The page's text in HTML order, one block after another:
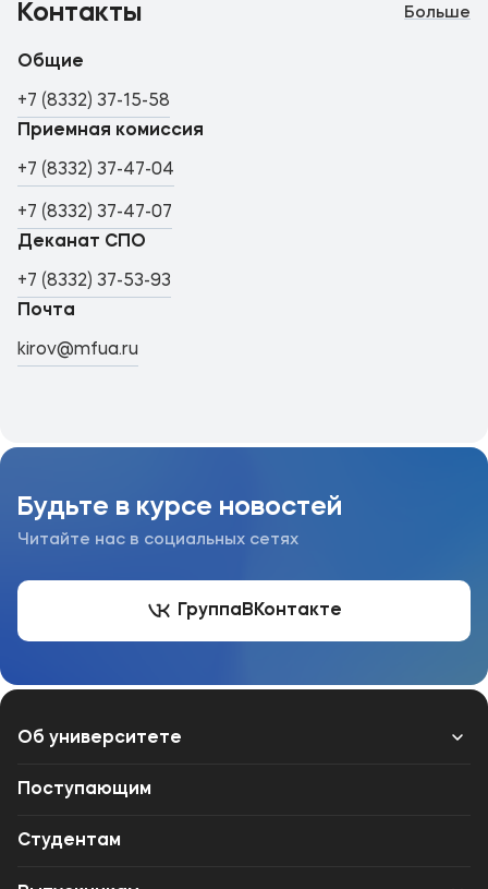
Контакты Больше
Общие
+7 (8332) 37-15-58
Приемная комиссия
+7 (8332) 37-47-04
+7 (8332) 37-47-07
Деканат СПО
+7 (8332) 37-53-93
Почта
kirov@mfua.ru
Будьте в курсе новостей
Читайте нас в социальных сетях
Группа ВКонтакте
Об университете
Лицензии и документы
Сведения об образовательной организации
Абитуриенту
Поступающим
Студентам